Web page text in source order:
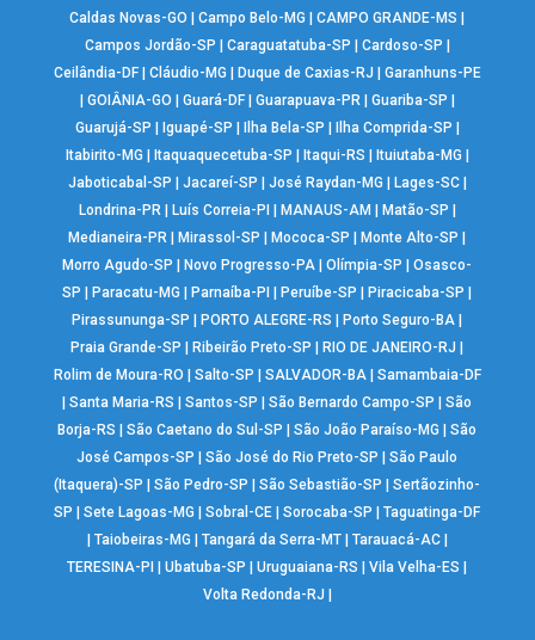
Caldas Novas-GO
|Campo Belo-MG |CAMPO GRANDE-MS
Campos Jordão-SP
Caraguatatuba-SP Cardoso-SP
Ceilândia-DF| Cláudio-MG Duque de Caxias-RJ
Garanhuns-PE
GOIÂNIA-GO Guará-DF| Guarapuava-PR| Guariba-SP
Guarujá-SP
Iguapé-SP Ilha Bela-SP Ilha Comprida-SP
Itabirito-MG
Itaquaquecetuba-SP Itaqui-RS Ituiutaba-MG
Jaboticabal-SP
Jacareí-SP José Raydan-MG Lages-SC|
Londrina-PR| Luís Correia-PI MANAUS-AM Matão-SP
Medianeira-PR
Mirassol-SP Mococa-SP Monte Alto-SP
Morro Agudo-SP
Novo Progresso-PA |Olímpia-SP |Osasco-
SP
Paracatu-MG Parnaíba-PI Peruíbe-SP Piracicaba-SP
Pirassununga-SP
PORTO ALEGRE-RS Porto Seguro-BA
Praia Grande-SP
Ribeirão Preto-SP RIO DE JANEIRO-RJ
Rolim de Moura-RO
Salto-SP SALVADOR-BA| Samambaia-DF
|Santa Maria-RS |Santos-SP |São Bernardo Campo-SP |São
Borja-RS
|São Caetano do Sul-SP |São João Paraíso-MG |São
José Campos-SP
|São José do Rio Preto-SP |São Paulo
(Itaquera)-SP
|São Pedro-SP |São Sebastião-SP |Sertãozinho-
SP
|Sete Lagoas-MG |Sobral-CE |Sorocaba-SP |Taguatinga-DF
Taiobeiras-MG Tangará da Serra-MT| Tarauacá-AC|
TERESINA-PI
|Ubatuba-SP |Uruguaiana-RS |Vila Velha-ES
Volta Redonda-RJ